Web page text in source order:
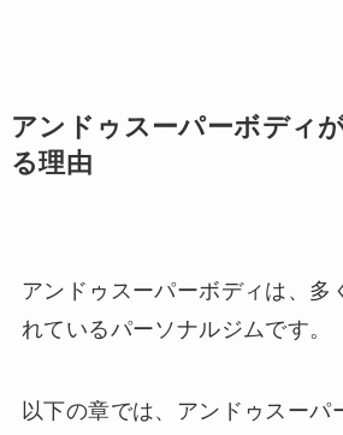
アンドゥスーパーボディ
る理由
アンドゥスーパーボディは、多
れているパーソナルジムです。
以下の章では、アンドゥスーパ